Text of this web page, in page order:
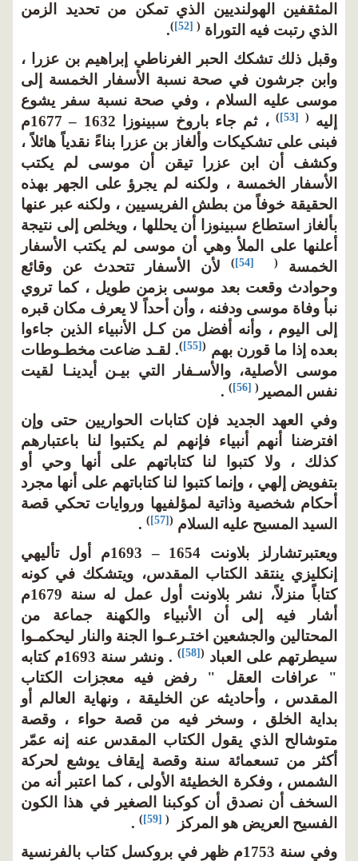
المثقفين الهولنديين الذي تمكن من تحديد الزمن
الذي رتبت فيه التوراة (
[52]
)
.
وقبل ذلك تشكك الحبر الغرناطي إبراهيم بن عزرا ،
وابن جرشون في صحة نسبة الأسفار الخمسة إلى
موسى عليه السلام ، وفي صحة نسبة سفر يشوع
إليه
(
[53]
)
، ثم جاء باروخ سبينوزا 1632 – 1677م
فبنى على تشكيكات وألغاز بن عزرا بناءً نقدياً هائلاً ،
وكشف أن ابن عزرا تيقن أن موسى لم يكتب
الأسفار الخمسة ، ولكنه لم يجرؤ على الجهر بهذه
الحقيقة خوفاً من بطش الفريسيين ، ولكنه عبر عنها
بألغاز استطاع سبينوزا أن يحللها ، ويخلص إلى نتيجة
أعلنها على الملأ وهي أن موسى لم يكتب الأسفار
الخمسة
(
[54]
)لأن الأسفار تتحدث عن وقائع
وحوادث وقعت بعد موسى بزمن طويل ، كما تروي
نبأ وفاة موسى ودفنه ، وأن أحداً لا يعرف مكان قبره
إلى اليوم ، وأنه أفضل من كـل الأنبياء الذين جاءوا
بعده إذا ما قورن بهم (
[55]
). لقـد ضاعت مخطـوطات
موسى الأصلية، والأسـفار التي بيـن أيدينـا لقيت
نفس المصير (
[56]
)
.
وفي العهد الجديد فإن كتابات الحواريين حتى وإن
افترضنا أنهم أنبياء فإنهم لم يكتبوا لنا باعتبارهم
كذلك ، ولا كتبوا لنا كتاباتهم على أنها وحي أو
بتفويض إلهي ، وإنما كتبوا لنا كتاباتهم على أنها مجرد
أحكام شخصية وذاتية لمؤلفيها وروايات تحكي قصة
السيد المسيح عليه السلام (
[57]
)
.
ويعتبرتشارلز بلاونت 1654 – 1693م أول تأليهي
إنكليزي ينتقد الكتاب المقدس، ويتشكك في كونه
كتاباً منزلاً، نشر بلاونت أول عمل له سنة 1679م
أشار فيه إلى أن الأنبياء والكهنة جماعة من
المحتالين والجشعين اختـرعـوا الجنة والنار ليحكمـوا
سيطرتهم على العباد (
[58]
)
. ونشر سنة 1693م كتابه
" عرافات العقل " رفض فيه معجزات الكتاب
المقدس ، وأحاديثه عن الخليقة ، ونهاية العالم أو
بداية الخلق ، وسخر فيه من قصة حواء ، وقصة
متوشالح الذي يقول الكتاب المقدس عنه إنه عمّر
أكثر من تسعمائة سنة وقصة إيقاف يوشع لحركة
الشمس ، وفكرة الخطيئة الأولى ، كما اعتبر أنه من
السخف أن نصدق أن كوكبنا الصغير في هذا الكون
الفسيح العريض هو المركز
(
[59]
)
.
وفي سنة 1753م ظهر في بروكسل كتاب بالفرنسية